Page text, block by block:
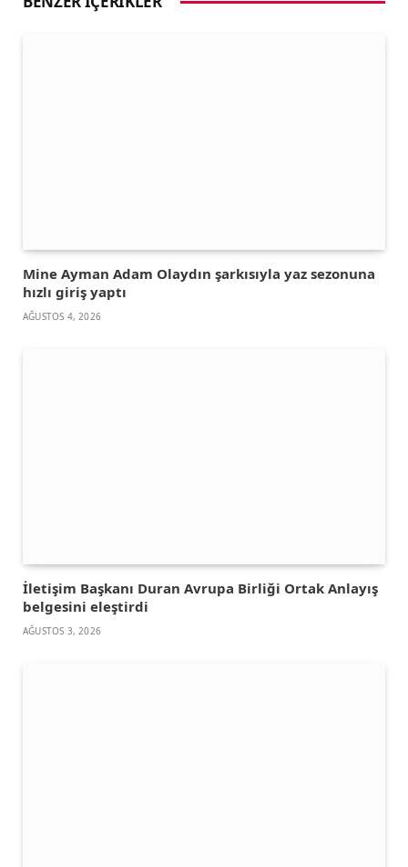
Mine Ayman Adam Olaydın şarkısıyla yaz sezonuna
hızlı giriş yaptı
AĞUSTOS 4, 2026
İletişim Başkanı Duran Avrupa Birliği Ortak Anlayış
belgesini eleştirdi
AĞUSTOS 3, 2026